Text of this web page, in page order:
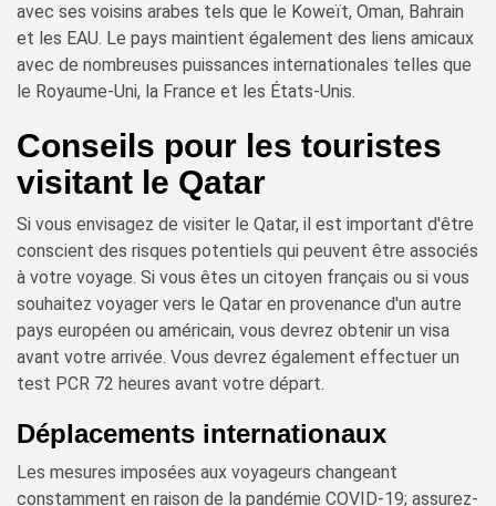
avec ses voisins arabes tels que le Koweït, Oman, Bahrain
et les EAU. Le pays maintient également des liens amicaux
avec de nombreuses puissances internationales telles que
le Royaume-Uni, la France et les États-Unis.
Conseils pour les touristes
visitant le Qatar
Si vous envisagez de visiter le Qatar, il est important d'être
conscient des risques potentiels qui peuvent être associés
à votre voyage. Si vous êtes un citoyen français ou si vous
souhaitez voyager vers le Qatar en provenance d'un autre
pays européen ou américain, vous devrez obtenir un visa
avant votre arrivée. Vous devrez également effectuer un
test PCR 72 heures avant votre départ.
Déplacements internationaux
Les mesures imposées aux voyageurs changeant
constamment en raison de la pandémie COVID-19; assurez-